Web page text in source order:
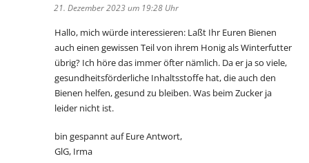
21. Dezember 2023 um 19:28 Uhr
Hallo, mich würde interessieren: Laßt Ihr Euren Bienen
auch einen gewissen Teil von ihrem Honig als Winterfutter
übrig? Ich höre das immer öfter nämlich. Da er ja so viele,
gesundheitsförderliche Inhaltsstoffe hat, die auch den
Bienen helfen, gesund zu bleiben. Was beim Zucker ja
leider nicht ist.
bin gespannt auf Eure Antwort,
GlG, Irma